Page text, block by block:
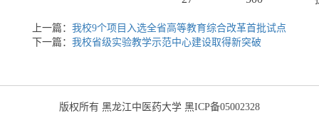
上一篇： 我校9个项目入选全省高等教育综合改革首批试点
下一篇： 我校省级实验教学示范中心建设取得新突破
版权所有 黑龙江中医药大学 黑ICP备05002328